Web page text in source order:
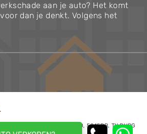
aan je auto? Het komt
dan je denkt. Volgens het
Kapitein Hatterasstraat 30, 5015BB, TILBURG